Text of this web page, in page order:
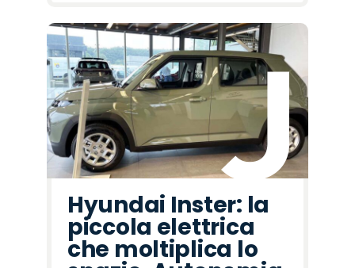
Hyundai Inster: la
piccola elettrica
che moltiplica lo